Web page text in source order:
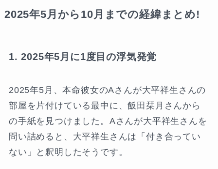
2025年5月から10月までの経緯まとめ!
1. 2025年5月に1度目の浮気発覚
2025年5月、本命彼女のAさんが大平祥生さんの
部屋を片付けている最中に、飯田栞月さんから
の手紙を見つけました。Aさんが大平祥生さんを
問い詰めると、大平祥生さんは「付き合ってい
ない」と釈明したそうです。